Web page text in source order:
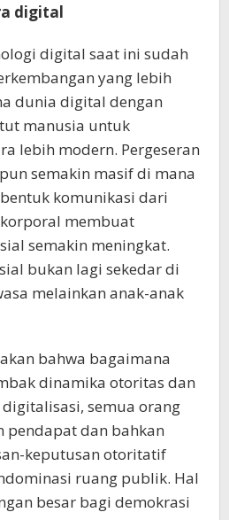
digital
digital saat ini sudah
yang lebih
dunia digital dengan
manusia untuk
lebih modern. Pergeseran
semakin masif di mana
komunikasi dari
membuat
semakin meningkat.
bukan lagi sekedar di
melainkan anak-anak
bahwa bagaimana
dinamika otoritas dan
semua orang
pendapat dan bahkan
keputusan otoritatif
ruang publik. Hal
besar bagi demokrasi